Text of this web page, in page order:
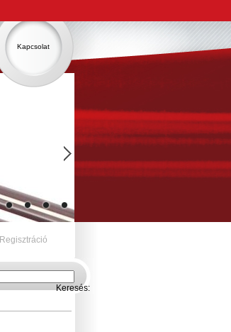
Kapcsolat
Regisztráció
Keresés: